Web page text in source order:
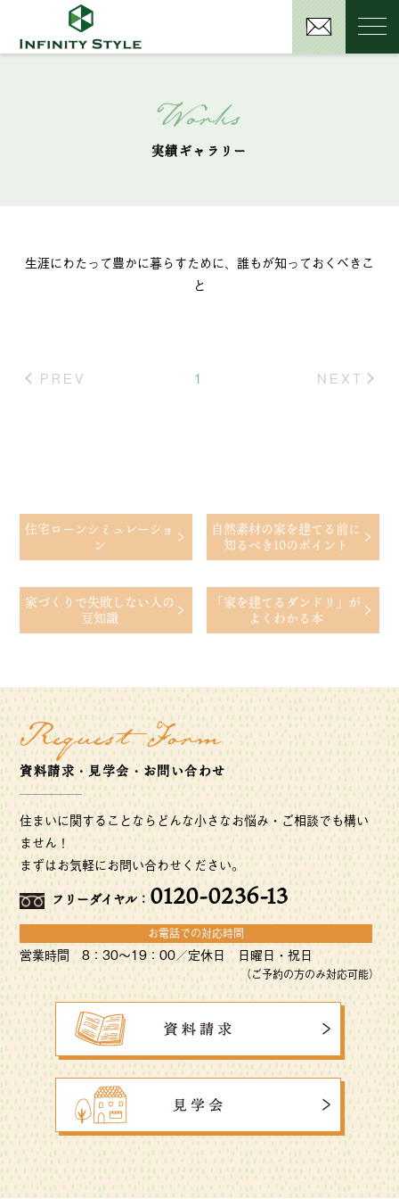
Works
実績ギャラリー
生涯にわたって豊かに暮らすために、誰もが知っておくべきこ
と
PREV 1 NEXT
住宅ローンシミュレーショ
ン
自然素材の家を建てる前に
知るべき10のポイント
家づくりで失敗しない人の
豆知識
「家を建てるダンドリ」が
よくわかる本
Request Form
資料請求・見学会・お問い合わせ
住まいに関することならどんな小さなお悩み・ご相談でも構い
ません！
まずはお気軽にお問い合わせください。
フリーダイヤル：0120-0236-13
お電話での対応時間
営業時間 8：30〜19：00／定休日 日曜日・祝日
（ご予約の方のみ対応可能）